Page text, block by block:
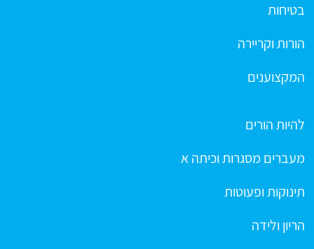
בטיחות
הורות וקריירה
המקצוענים
להיות הורים
מעברים מסגרות וכיתה א
תינוקות ופעוטות
הריון ולידה